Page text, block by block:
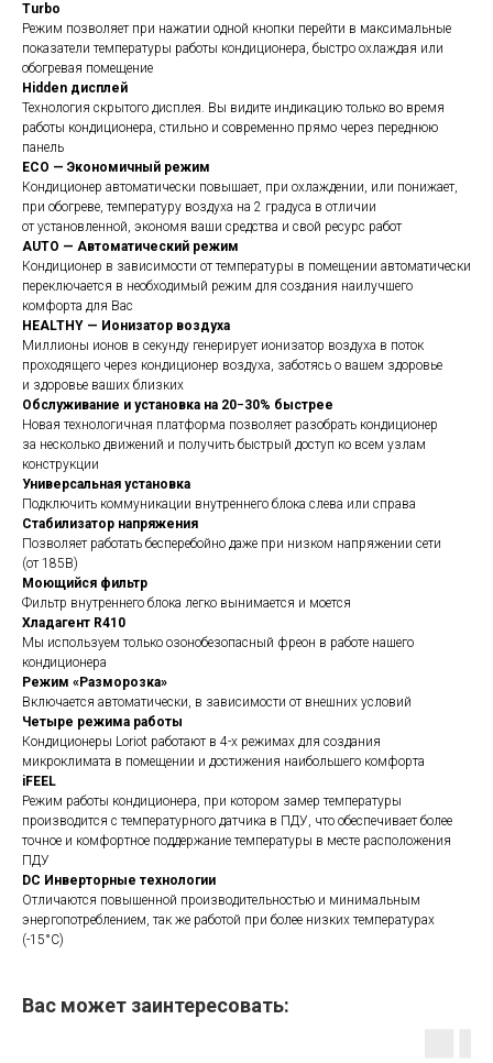
Turbo
Режим позволяет при нажатии одной кнопки перейти в максимальные
показатели температуры работы кондиционера, быстро охлаждая или
обогревая помещение
Hidden дисплей
Технология скрытого дисплея. Вы видите индикацию только во время
работы кондиционера, стильно и современно прямо через переднюю
панель
ECO — Экономичный режим
Кондиционер автоматически повышает, при охлаждении, или понижает,
при обогреве, температуру воздуха на 2 градуса в отличии
от установленной, экономя ваши средства и свой ресурс работ
AUTO — Автоматический режим
Кондиционер в зависимости от температуры в помещении автоматически
переключается в необходимый режим для создания наилучшего
комфорта для Вас
HEALTHY — Ионизатор воздуха
Миллионы ионов в секунду генерирует ионизатор воздуха в поток
проходящего через кондиционер воздуха, заботясь о вашем здоровье
и здоровье ваших близких
Обслуживание и установка на 20−30% быстрее
Новая технологичная платформа позволяет разобрать кондиционер
за несколько движений и получить быстрый доступ ко всем узлам
конструкции
Универсальная установка
Подключить коммуникации внутреннего блока слева или справа
Стабилизатор напряжения
Позволяет работать бесперебойно даже при низком напряжении сети
(от 185В)
Моющийся фильтр
Фильтр внутреннего блока легко вынимается и моется
Хладагент R410
Мы используем только озонобезопасный фреон в работе нашего
кондиционера
Режим «Разморозка»
Включается автоматически, в зависимости от внешних условий
Четыре режима работы
Кондиционеры Loriot работают в 4-х режимах для создания
микроклимата в помещении и достижения наибольшего комфорта
iFEEL
Режим работы кондиционера, при котором замер температуры
производится с температурного датчика в ПДУ, что обеспечивает более
точное и комфортное поддержание температуры в месте расположения
ПДУ
DC Инверторные технологии
Отличаются повышенной производительностью и минимальным
энергопотреблением, так же работой при более низких температурах
(-15°C)
Вас может заинтересовать: